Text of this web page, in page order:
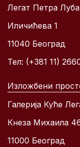
Легат Петра
Иличићева 1
11040 Београд
Тел: (+381 11)
Изложбени
Галерија Куће
Кнеза Михаила
11000 Београд